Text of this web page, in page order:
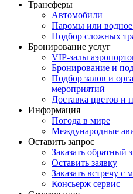
Трансферы
Автомобили
Паромы или водное
Подбор сложных
Бронирование услуг
VIP-залы
Бронирование и
Подбор залов и
мероприятий
Доставка цветов и
Информация
Погода в мире
Международные
Оставить запрос
Заказать обратный
Оставить заявку
Заказать встречу с
Консьерж сервис